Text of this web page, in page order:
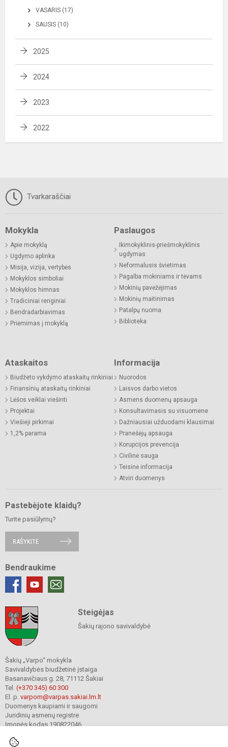
VASARIS (17)
SAUSIS (10)
2025
2024
2023
2022
Tvarkaraščiai
Mokykla
Apie mokyklą
Ugdymo aplinka
Misija, vizija, vertybės
Mokyklos simboliai
Mokyklos himnas
Tradiciniai renginiai
Bendradarbiavimas
Priėmimas į mokyklą
Paslaugos
Ikimokyklinis-priešmokyklinis
ugdymas
Neformalusis švietimas
Pagalba mokiniams ir tėvams
Mokinių pavėžėjimas
Mokinių maitinimas
Patalpų nuoma
Biblioteka
Ataskaitos
Biudžeto vykdymo ataskaitų rinkiniai
Finansinių ataskaitų rinkiniai
Lėšos veiklai viešinti
Projektai
Viešieji pirkimai
1,2% parama
Informacija
Nuorodos
Laisvos darbo vietos
Asmens duomenų apsauga
Konsultavimasis su visuomene
Dažniausiai užduodami klausimai
Pranešėjų apsauga
Korupcijos prevencija
Civilinė sauga
Teisinė informacija
Atviri duomenys
Pastebėjote klaidų?
Turite pasiūlymų?
RAŠYKITE
Bendraukime
Steigėjas
Šakių rajono savivaldybė
Šakių „Varpo“ mokykla
Savivaldybės biudžetinė įstaiga
Basanavičiaus g. 28, 71112 Šakiai
Tel. (+370 345) 60 300
El. p. varpom@varpas.sakiai.lm.lt
Duomenys kaupiami ir saugomi
Juridinių asmenų registre
Įmonės kodas 190822046